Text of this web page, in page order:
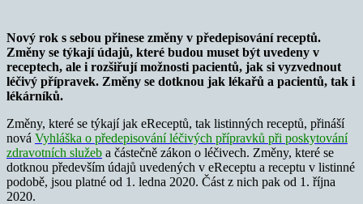
Nový rok s sebou přinese změny v předepisování receptů.
Změny se týkají údajů, které budou muset být uvedeny v
receptech, ale i rozšiřují možnosti pacientů, jak si vyzvednout
léčivý přípravek. Změny se dotknou jak lékařů a pacientů, tak i
lékárníků.
Změny, které se týkají jak eReceptů, tak listinných receptů, přináší
nová Vyhláška o předepisování léčivých přípravků při poskytování
zdravotních služeb a částečně zákon o léčivech. Změny, které se
dotknou především údajů uvedených v eReceptu a receptu v listinné
podobě, jsou platné od 1. ledna 2020. Část z nich pak od 1. října
2020.